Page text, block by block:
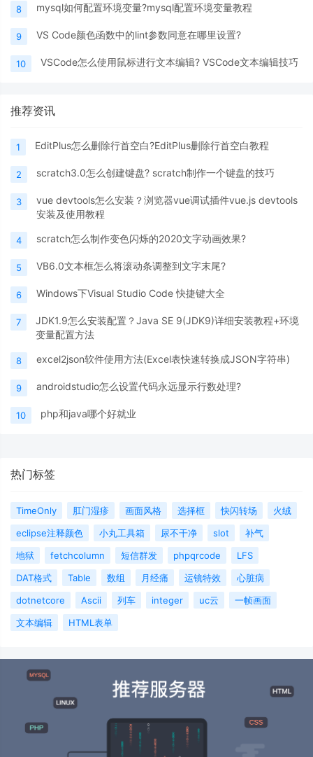
8 mysql如何配置环境变量?mysql配置环境变量教程
9 VS Code颜色函数中的lint参数同意在哪里设置?
10 VSCode怎么使用鼠标进行文本编辑? VSCode文本编辑技巧
推荐资讯
1 EditPlus怎么删除行首空白?EditPlus删除行首空白教程
2 scratch3.0怎么创建键盘? scratch制作一个键盘的技巧
3
vue devtools怎么安装？浏览器vue调试插件vue.js devtools
安装及使用教程
4 scratch怎么制作变色闪烁的2020文字动画效果?
5 VB6.0文本框怎么将滚动条调整到文字末尾?
6 Windows下Visual Studio Code 快捷键大全
7
JDK1.9怎么安装配置？Java SE 9(JDK9)详细安装教程+环境
变量配置方法
8 excel2json软件使用方法(Excel表快速转换成JSON字符串)
9 androidstudio怎么设置代码永远显示行数处理?
10 php和java哪个好就业
热门标签
TimeOnly 肛门湿疹 画面风格 选择框 快闪转场
火绒
eclipse注释颜色
小丸工具箱 尿不干净 slot
补气
地狱
fetchcolumn 短信群发 phpqrcode
LFS
DAT格式
Table 数组 月经痛 运镜特效
心脏病
dotnetcore
Ascii 列车 integer uc云
一帧画面
文本编辑
HTML表单